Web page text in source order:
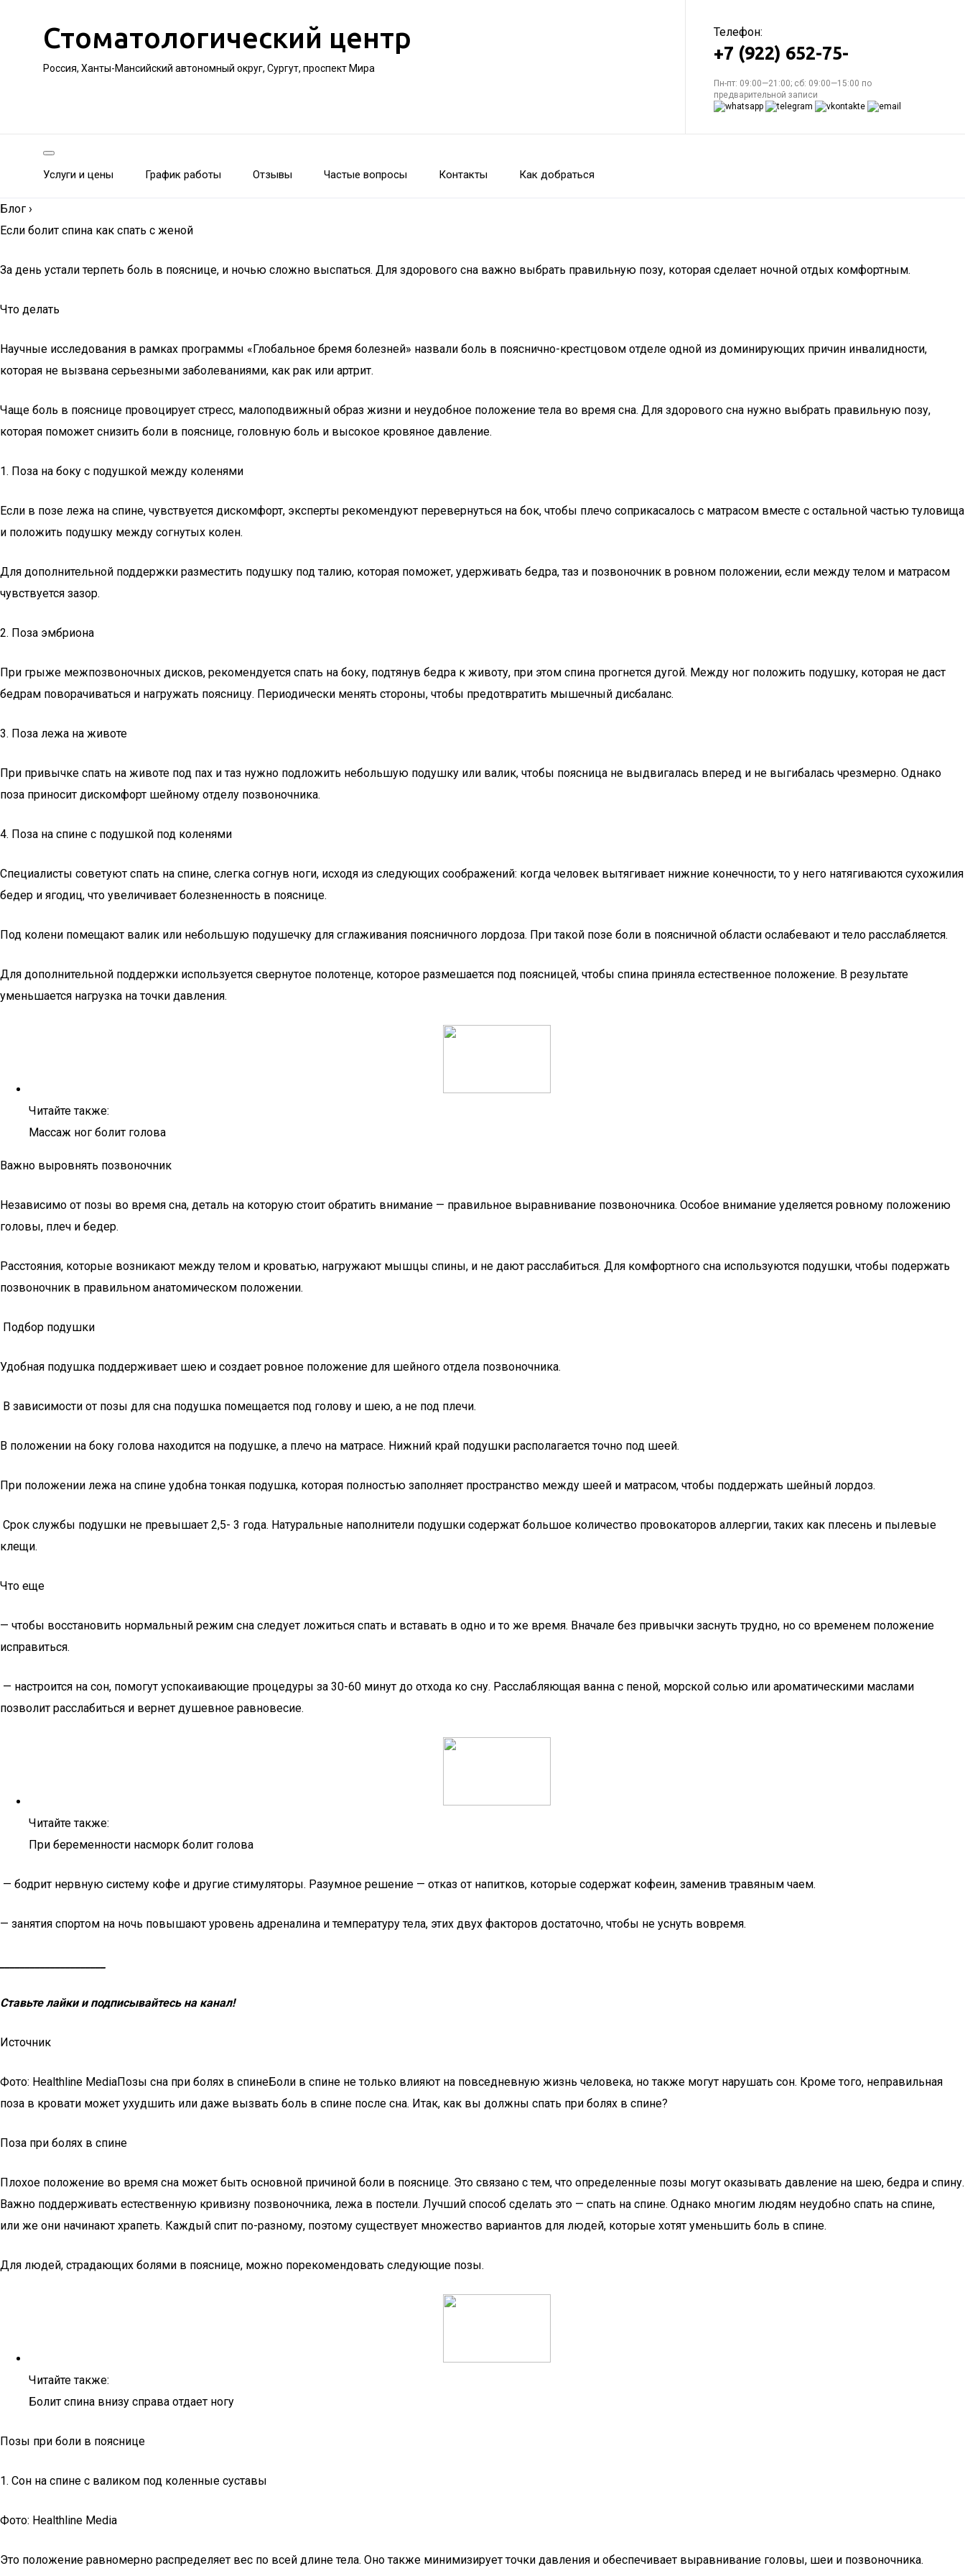
Стоматологический центр
Россия, Ханты-Мансийский автономный округ, Сургут, проспект Мира
Телефон:
+7 (922) 652-75-
Пн-пт: 09:00—21:00; сб: 09:00—15:00 по
предварительной записи
Услуги и цены График работы Отзывы Частые вопросы Контакты Как добраться
Блог ›
Если болит спина как спать с женой
За день устали терпеть боль в пояснице, и ночью сложно выспаться. Для здорового сна важно выбрать правильную позу, которая сделает ночной отдых комфортным.
Что делать
Научные исследования в рамках программы «Глобальное бремя болезней» назвали боль в пояснично-крестцовом отделе одной из доминирующих причин инвалидности,
которая не вызвана серьезными заболеваниями, как рак или артрит.
Чаще боль в пояснице провоцирует стресс, малоподвижный образ жизни и неудобное положение тела во время сна. Для здорового сна нужно выбрать правильную позу,
которая поможет снизить боли в пояснице, головную боль и высокое кровяное давление.
1. Поза на боку с подушкой между коленями
Если в позе лежа на спине, чувствуется дискомфорт, эксперты рекомендуют перевернуться на бок, чтобы плечо соприкасалось с матрасом вместе с остальной частью туловища
и положить подушку между согнутых колен.
Для дополнительной поддержки разместить подушку под талию, которая поможет, удерживать бедра, таз и позвоночник в ровном положении, если между телом и матрасом
чувствуется зазор.
2. Поза эмбриона
При грыже межпозвоночных дисков, рекомендуется спать на боку, подтянув бедра к животу, при этом спина прогнется дугой. Между ног положить подушку, которая не даст
бедрам поворачиваться и нагружать поясницу. Периодически менять стороны, чтобы предотвратить мышечный дисбаланс.
3. Поза лежа на животе
При привычке спать на животе под пах и таз нужно подложить небольшую подушку или валик, чтобы поясница не выдвигалась вперед и не выгибалась чрезмерно. Однако
поза приносит дискомфорт шейному отделу позвоночника.
4. Поза на спине с подушкой под коленями
Специалисты советуют спать на спине, слегка согнув ноги, исходя из следующих соображений: когда человек вытягивает нижние конечности, то у него натягиваются сухожилия
бедер и ягодиц, что увеличивает болезненность в пояснице.
Под колени помещают валик или небольшую подушечку для сглаживания поясничного лордоза. При такой позе боли в поясничной области ослабевают и тело расслабляется.
Для дополнительной поддержки используется свернутое полотенце, которое размешается под поясницей, чтобы спина приняла естественное положение. В результате
уменьшается нагрузка на точки давления.
Читайте также:
Массаж ног болит голова
Важно выровнять позвоночник
Независимо от позы во время сна, деталь на которую стоит обратить внимание — правильное выравнивание позвоночника. Особое внимание уделяется ровному положению
головы, плеч и бедер.
Расстояния, которые возникают между телом и кроватью, нагружают мышцы спины, и не дают расслабиться. Для комфортного сна используются подушки, чтобы подержать
позвоночник в правильном анатомическом положении.
Подбор подушки
Удобная подушка поддерживает шею и создает ровное положение для шейного отдела позвоночника.
В зависимости от позы для сна подушка помещается под голову и шею, а не под плечи.
В положении на боку голова находится на подушке, а плечо на матрасе. Нижний край подушки располагается точно под шеей.
При положении лежа на спине удобна тонкая подушка, которая полностью заполняет пространство между шеей и матрасом, чтобы поддержать шейный лордоз.
Срок службы подушки не превышает 2,5- 3 года. Натуральные наполнители подушки содержат большое количество провокаторов аллергии, таких как плесень и пылевые
клещи.
Что еще
— чтобы восстановить нормальный режим сна следует ложиться спать и вставать в одно и то же время. Вначале без привычки заснуть трудно, но со временем положение
исправиться.
— настроится на сон, помогут успокаивающие процедуры за 30-60 минут до отхода ко сну. Расслабляющая ванна с пеной, морской солью или ароматическими маслами
позволит расслабиться и вернет душевное равновесие.
Читайте также:
При беременности насморк болит голова
— бодрит нервную систему кофе и другие стимуляторы. Разумное решение — отказ от напитков, которые содержат кофеин, заменив травяным чаем.
— занятия спортом на ночь повышают уровень адреналина и температуру тела, этих двух факторов достаточно, чтобы не уснуть вовремя.
Ставьте лайки и подписывайтесь на канал!
Источник
Фото: Healthline MediaПозы сна при болях в спинеБоли в спине не только влияют на повседневную жизнь человека, но также могут нарушать сон. Кроме того, неправильная
поза в кровати может ухудшить или даже вызвать боль в спине после сна. Итак, как вы должны спать при болях в спине?
Поза при болях в спине
Плохое положение во время сна может быть основной причиной боли в пояснице. Это связано с тем, что определенные позы могут оказывать давление на шею, бедра и спину.
Важно поддерживать естественную кривизну позвоночника, лежа в постели. Лучший способ сделать это — спать на спине. Однако многим людям неудобно спать на спине,
или же они начинают храпеть. Каждый спит по-разному, поэтому существует множество вариантов для людей, которые хотят уменьшить боль в спине.
Для людей, страдающих болями в пояснице, можно порекомендовать следующие позы.
Читайте также:
Болит спина внизу справа отдает ногу
Позы при боли в пояснице
1. Сон на спине с валиком под коленные суставы
Фото: Healthline Media
Это положение равномерно распределяет вес по всей длине тела. Оно также минимизирует точки давления и обеспечивает выравнивание головы, шеи и позвоночника.